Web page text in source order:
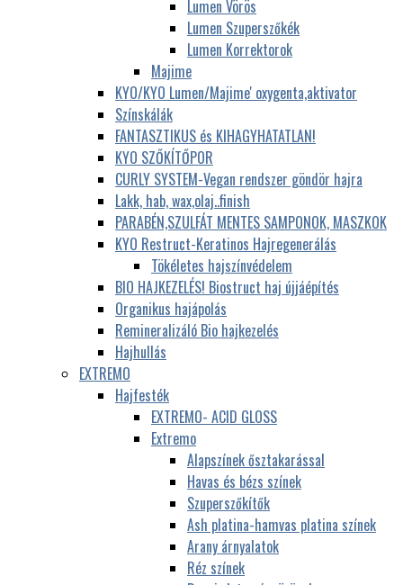
Lumen Vörös
Lumen Szuperszőkék
Lumen Korrektorok
Majime
KYO/KYO Lumen/Majime' oxygenta,aktivator
Színskálák
FANTASZTIKUS és KIHAGYHATATLAN!
KYO SZŐKÍTŐPOR
CURLY SYSTEM-Vegan rendszer göndör hajra
Lakk, hab, wax,olaj..finish
PARABÉN,SZULFÁT MENTES SAMPONOK, MASZKOK
KYO Restruct-Keratinos Hajregenerálás
Tökéletes hajszínvédelem
BIO HAJKEZELÉS! Biostruct haj újjáépítés
Organikus hajápolás
Remineralizáló Bio hajkezelés
Hajhullás
EXTREMO
Hajfesték
EXTREMO- ACID GLOSS
Extremo
Alapszínek ősztakarással
Havas és bézs színek
Szuperszőkítők
Ash platina-hamvas platina színek
Arany árnyalatok
Réz színek